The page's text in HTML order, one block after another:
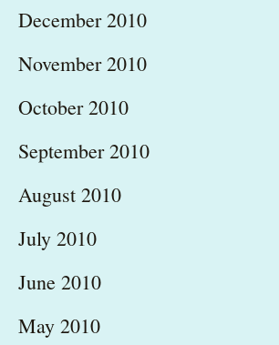
December 2010
November 2010
October 2010
September 2010
August 2010
July 2010
June 2010
May 2010